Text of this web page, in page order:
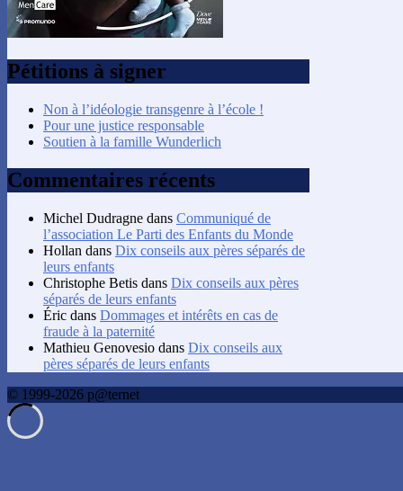
Pétitions à signer
Non à l’idéologie transgenre à l’école !
Pour une justice responsable
Soutien à la famille Wunderlich
Commentaires récents
Michel Dudragne dans Communiqué de
l’association Le Parti des Enfants du Monde
Hollan dans Dix conseils aux pères séparés de
leurs enfants
Christophe Betis dans Dix conseils aux pères
séparés de leurs enfants
Éric dans Dommages et intérêts en cas de
fraude à la paternité
Mathieu Genovesio dans Dix conseils aux
pères séparés de leurs enfants
© 1999-2026 p@ternet